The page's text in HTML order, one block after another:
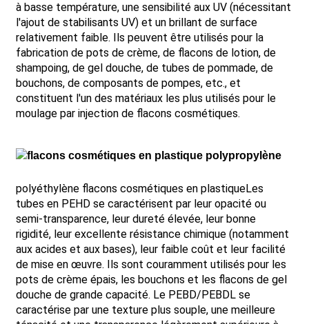
à basse température, une sensibilité aux UV (nécessitant
l'ajout de stabilisants UV) et un brillant de surface
relativement faible. Ils peuvent être utilisés pour la
fabrication de pots de crème, de flacons de lotion, de
shampoing, de gel douche, de tubes de pommade, de
bouchons, de composants de pompes, etc., et
constituent l'un des matériaux les plus utilisés pour le
moulage par injection de flacons cosmétiques.
polyéthylèneflacons cosmétiques en plastiqueLes
tubes en PEHD se caractérisent par leur opacité ou
semi-transparence, leur dureté élevée, leur bonne
rigidité, leur excellente résistance chimique (notamment
aux acides et aux bases), leur faible coût et leur facilité
de mise en œuvre. Ils sont couramment utilisés pour les
pots de crème épais, les bouchons et les flacons de gel
douche de grande capacité. Le PEBD/PEBDL se
caractérise par une texture plus souple, une meilleure